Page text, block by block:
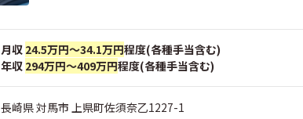
月収 24.5万円～34.1万円程度(各種手当含む)
年収 294万円～409万円程度(各種手当含む)
長崎県 対馬市 上県町佐須奈乙1227-1